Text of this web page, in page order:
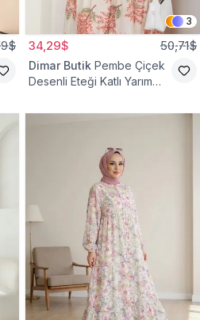
3
34,29$ 50,71$
Dimar Butik Pembe Çiçek
Desenli Eteği Katlı Yarım